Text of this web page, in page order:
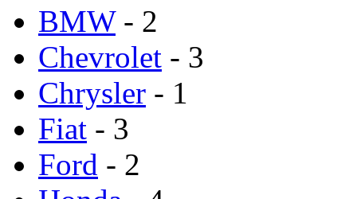
BMW- 2
Chevrolet - 3
Chrysler - 1
Fiat - 3
Ford - 2